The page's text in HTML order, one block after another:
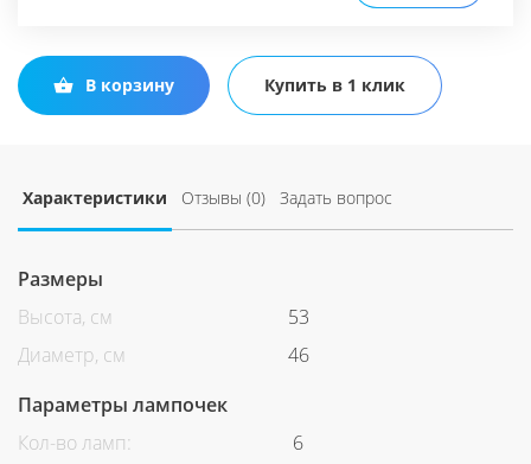
В корзину Купить в 1 клик
Характеристики Отзывы (0) Задать вопрос
Размеры
Высота, см
53
Диаметр, см
46
Параметры лампочек
Кол-во ламп:
6